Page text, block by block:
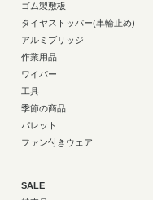
ゴム製敷板
タイヤストッパー(車輪止め)
アルミブリッジ
作業用品
ワイパー
工具
季節の商品
パレット
ファン付きウェア
SALE